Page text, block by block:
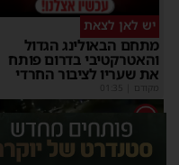
יש לאן לצאת
מתחם הבאולינג הגדול
והאטרקטיבי בדרום פותח
את שעריו לציבור החרדי
מקודם
1